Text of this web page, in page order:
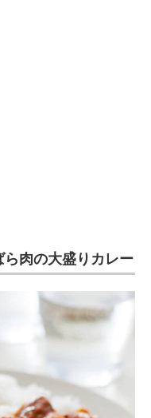
肉の大盛りカレー